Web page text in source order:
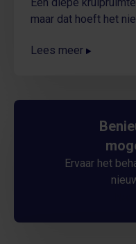
maar dat hoeft het
voordat je begint met
dat dit in de praktijk
deze blog leggen
Lees meer
Ervaar het